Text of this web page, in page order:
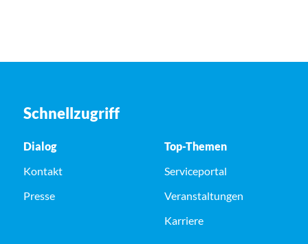
Schnellzugriff
Dialog
Kontakt
Presse
Top-Themen
Serviceportal
Veranstaltungen
Karriere